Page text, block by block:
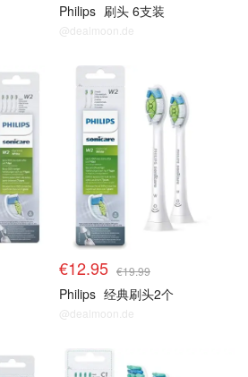
Philips 刷头 6支装
@dealmoon.de
€12.95 €19.99
Philips 经典刷头2个
@dealmoon.de